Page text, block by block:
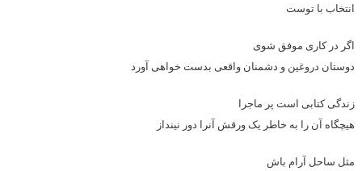
انتخاب با توست
اگر در کاری موفق شوی
دوستان دروغین و دشمنان واقعی بدست خواهی آورد
زندگی کتابی است پر ماجرا
هیچگاه آن را به خاطر یک ورقش آنرا دور نینداز
مثل ساحل آرام باش